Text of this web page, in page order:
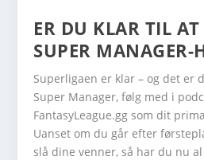
ER DU KLAR TIL
SUPER MANAGER-
Superligaen er klar – og det er
Super Manager, følg med i
FantasyLeague.gg som dit
Uanset om du går efter
slå dine venner, så har du nu